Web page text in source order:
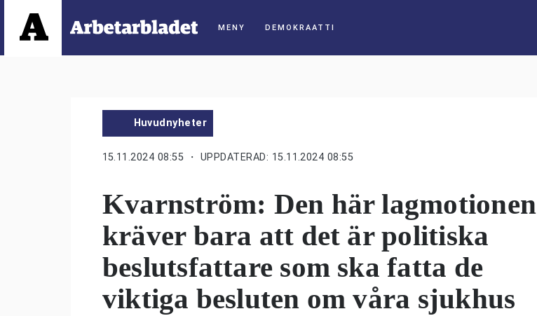
DEMOKRAATTI
Huvudnyheter
15.11.2024 08:55 ・ UPPDATERAD: 15.11.2024 08:55
Kvarnström: Den här lagmotionen
kräver bara att det är politiska
beslutsfattare som ska fatta de
viktiga besluten om våra sjukhus